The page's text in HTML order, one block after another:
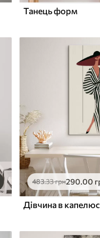
Танець форм
483.33грн290.00
Дівчина в